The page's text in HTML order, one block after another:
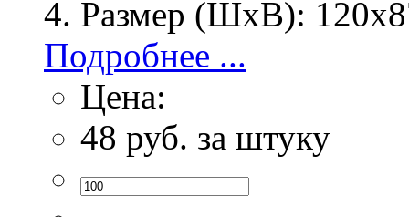
Размер (ШхВ):
Подробнее ...
Цена:
48 руб. за штуку